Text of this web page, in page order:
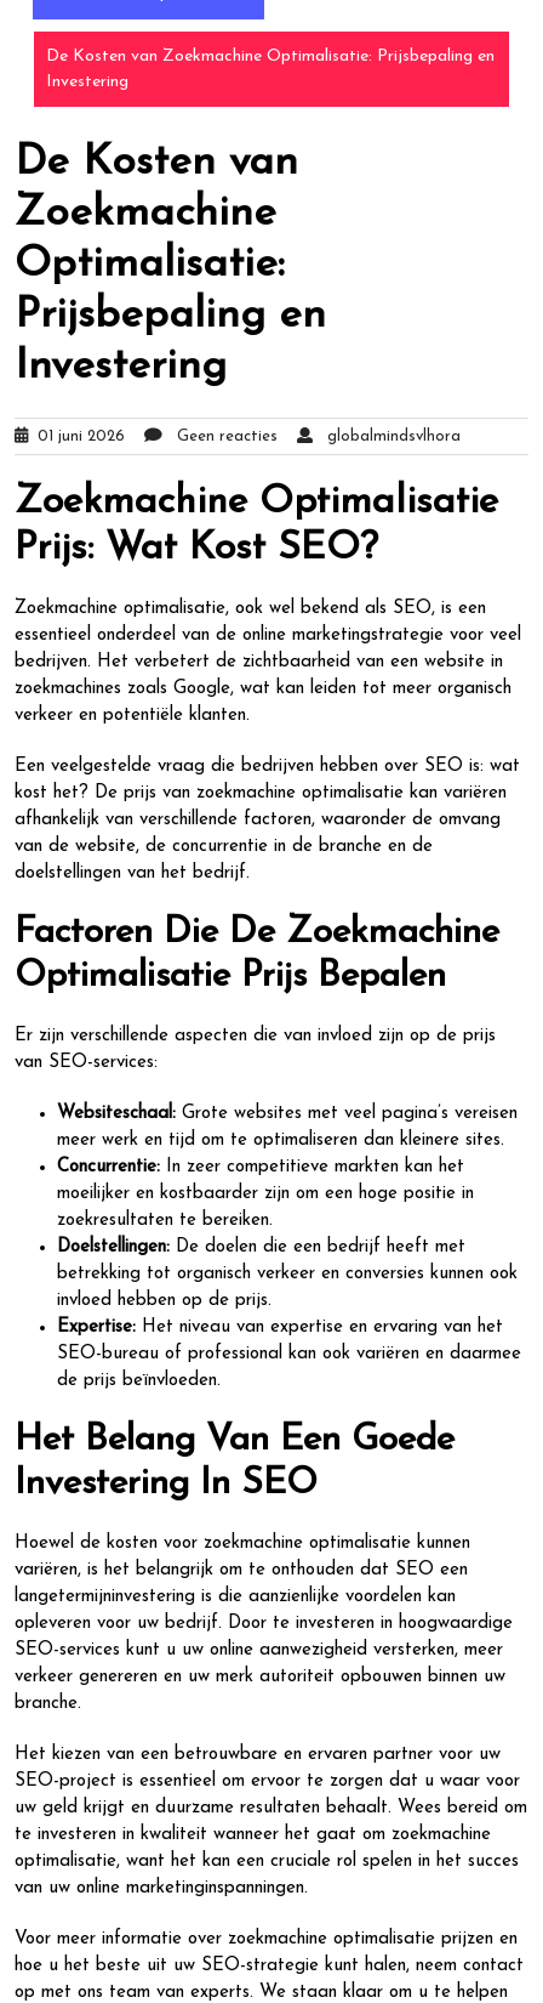
De Kosten van Zoekmachine Optimalisatie: Prijsbepaling en
Investering
De Kosten van
Zoekmachine
Optimalisatie:
Prijsbepaling en
Investering
01 juni 2026 Geen reacties globalmindsvlhora
Zoekmachine Optimalisatie
Prijs: Wat Kost SEO?
Zoekmachine optimalisatie, ook wel bekend als SEO, is een
essentieel onderdeel van de online marketingstrategie voor veel
bedrijven. Het verbetert de zichtbaarheid van een website in
zoekmachines zoals Google, wat kan leiden tot meer organisch
verkeer en potentiële klanten.
Een veelgestelde vraag die bedrijven hebben over SEO is: wat
kost het? De prijs van zoekmachine optimalisatie kan variëren
afhankelijk van verschillende factoren, waaronder de omvang
van de website, de concurrentie in de branche en de
doelstellingen van het bedrijf.
Factoren Die De Zoekmachine
Optimalisatie Prijs Bepalen
Er zijn verschillende aspecten die van invloed zijn op de prijs
van SEO-services:
Websiteschaal: Grote websites met veel pagina’s vereisen
meer werk en tijd om te optimaliseren dan kleinere sites.
Concurrentie: In zeer competitieve markten kan het
moeilijker en kostbaarder zijn om een hoge positie in
zoekresultaten te bereiken.
Doelstellingen: De doelen die een bedrijf heeft met
betrekking tot organisch verkeer en conversies kunnen ook
invloed hebben op de prijs.
Expertise: Het niveau van expertise en ervaring van het
SEO-bureau of professional kan ook variëren en daarmee
de prijs beïnvloeden.
Het Belang Van Een Goede
Investering In SEO
Hoewel de kosten voor zoekmachine optimalisatie kunnen
variëren, is het belangrijk om te onthouden dat SEO een
langetermijninvestering is die aanzienlijke voordelen kan
opleveren voor uw bedrijf. Door te investeren in hoogwaardige
SEO-services kunt u uw online aanwezigheid versterken, meer
verkeer genereren en uw merk autoriteit opbouwen binnen uw
branche.
Het kiezen van een betrouwbare en ervaren partner voor uw
SEO-project is essentieel om ervoor te zorgen dat u waar voor
uw geld krijgt en duurzame resultaten behaalt. Wees bereid om
te investeren in kwaliteit wanneer het gaat om zoekmachine
optimalisatie, want het kan een cruciale rol spelen in het succes
van uw online marketinginspanningen.
Voor meer informatie over zoekmachine optimalisatie prijzen en
hoe u het beste uit uw SEO-strategie kunt halen, neem contact
op met ons team van experts. We staan klaar om u te helpen